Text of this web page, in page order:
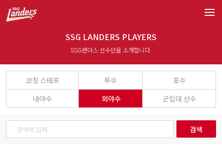
SSG LANDERS PLAYERS
SSG랜더스 선수단을 소개합니다.
코칭 스태프 투수
포수
내야수
외야수 군입대 선수
검색